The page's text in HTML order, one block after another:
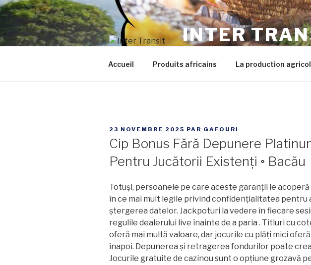
Aller
au
contenu
principal
INTER
Accueil Produits africains La production
PUBLIÉ
23 NOVEMBRE 2025 PAR GAFOURI
Cip Bonus Fără Depunere
Pentru Jucătorii Existenți ◦ Bacău
Totuși, persoanele pe care aceste garanții le
în ce mai mult legile privind confidențialitatea pentru
ștergerea datelor. Jackpoturi la vedere în fiecare
regulile dealerului live înainte de a paria . Titluri cu
oferă mai multă valoare, dar jocurile cu plăți mici
înapoi. Depunerea și retragerea fondurilor poate
Jocurile gratuite de cazinou sunt o opțiune grozavă